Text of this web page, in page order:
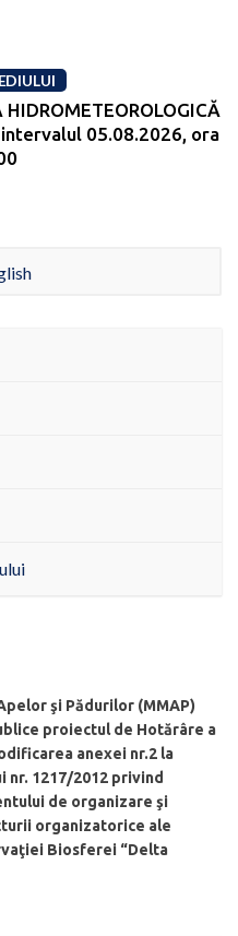
intervalul 05.08.2026, ora
şi Pădurilor (MMAP)
proiectul de Hotărâre a
anexei nr.2 la
nr. 1217/2012 privind
de organizare şi
organizatorice ale
Biosferei “Delta